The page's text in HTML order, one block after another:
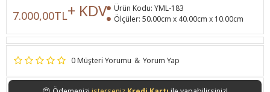
0 Müşteri Yorumu & Yorum Yap
7.000,00TL+ KDV Ürün Kodu: YML-183
Ölçüler: 50.00cm x 40.00cm x 10.00cm